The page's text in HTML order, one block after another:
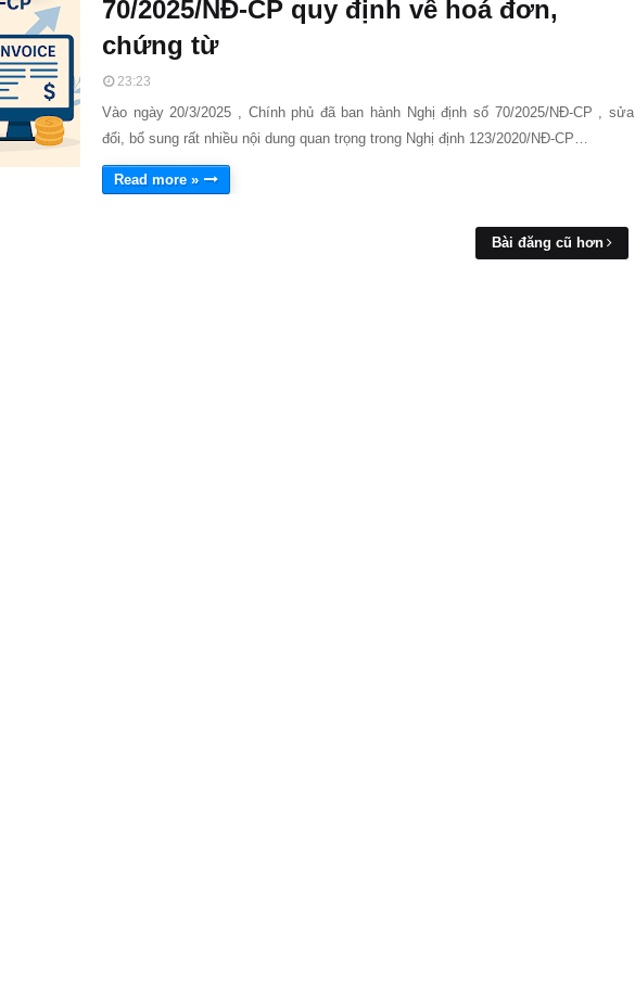
70/2025/NĐ-CP quy định về hoá đơn,
chứng từ
23:23
Vào ngày 20/3/2025 , Chính phủ đã ban hành Nghị định số 70/2025/NĐ-CP , sửa
đổi, bổ sung rất nhiều nội dung quan trọng trong Nghị định 123/2020/NĐ‑CP…
Read more »
Bài đăng cũ hơn